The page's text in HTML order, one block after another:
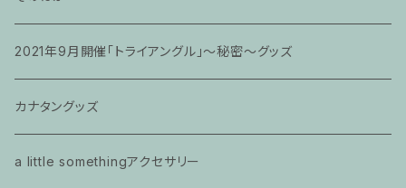
2021年9月開催「トライアングル」〜秘密〜グッズ
カナタングッズ
a little somethingアクセサリー